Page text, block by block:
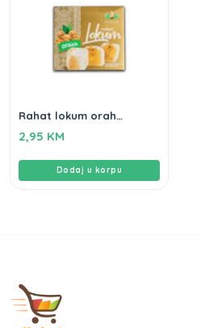
Rahat lokum orah
2,95 KM
Dodaj u korpu